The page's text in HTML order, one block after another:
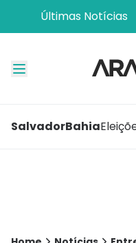
Últimas Notícias
SalvadorBahia